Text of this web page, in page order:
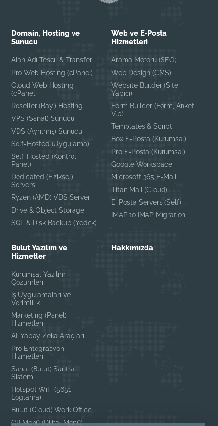
Domain, Hosting ve
Sunucu
Alan Adı Tescil & Transfer
Pro Web Hosting (cPanel)
Cloud Web Hosting
(cPanel)
Reseller (Bayi) Hosting
VPS (Sanal) Sunucu
VDS (Ayrılmış) Sunucu
Self-Hosted (Uygulama)
Self-Hosted (Kontrol
Panel)
Dedicated (Fiziksel)
Servers
Ryzen (AMD) VDS Server
Drive & Object Storage
SQL & Disk Backup (Yedek)
Web ve E-Posta
Hizmetleri
Arama Motoru (SEO)
Web Design (CMS)
Website Builder (Site
Yapıcı)
Form Builder (Form, Anket
V.b)
Templates & Script
Box E-Posta (Kurumsal)
Pro E-Posta (Kurumsal)
Google Workspace
Microsoft 365 E-Mail
Titan Mail (Cloud)
E-Posta Servers (Self)
IMAP to IMAP Migration
Bulut Yazılım ve
Hizmetler
Kurumsal Yazılım
Çözümleri
İş Uygulamaları ve
Verimlilik
Marketing (Panel)
Hizmetleri
AI: Yapay Zeka Araçları
Pro Entegrasyon
Hizmetleri
Sanal (Bulut) Santral
Sistemi
Hotspot WiFi (5651
Loglama)
Bulut (Cloud) Work Office
QR Menü (Dijital Menü)
Hakkımızda